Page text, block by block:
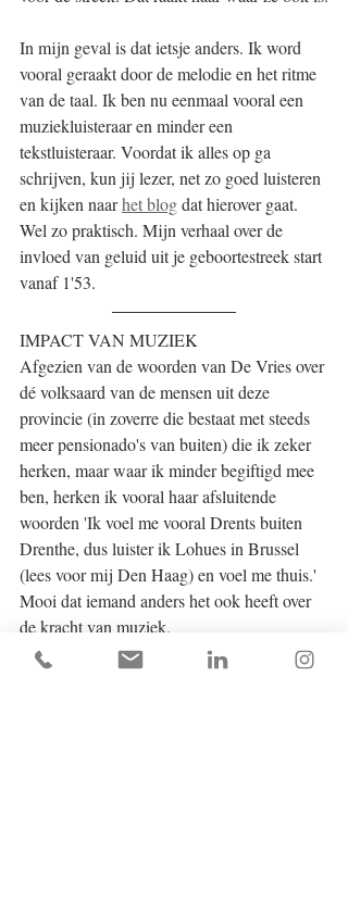
In mijn geval is dat ietsje anders. Ik word
vooral geraakt door de melodie en het ritme
van de taal. Ik ben nu eenmaal vooral een
muziekluisteraar en minder een
tekstluisteraar. Voordat ik alles op ga
schrijven, kun jij lezer, net zo goed luisteren
en kijken naar het blog dat hierover gaat.
Wel zo praktisch. Mijn verhaal over de
invloed van geluid uit je geboortestreek start
vanaf 1'53.
IMPACT VAN MUZIEK
Afgezien van de woorden van De Vries over
dé volksaard van de mensen uit deze
provincie (in zoverre die bestaat met steeds
meer pensionado's van buiten) die ik zeker
herken, maar waar ik minder begiftigd mee
ben, herken ik vooral haar afsluitende
woorden 'Ik voel me vooral Drents buiten
Drenthe, dus luister ik Lohues in Brussel
(lees voor mij Den Haag) en voel me thuis.'
Mooi dat iemand anders het ook heeft over
de kracht van muziek.
A suivre!